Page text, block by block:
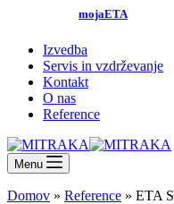
mojaETA
Izvedba
Servis in vzdrževanje
Kontakt
O nas
Reference
Menu
Domov » Reference » ETA